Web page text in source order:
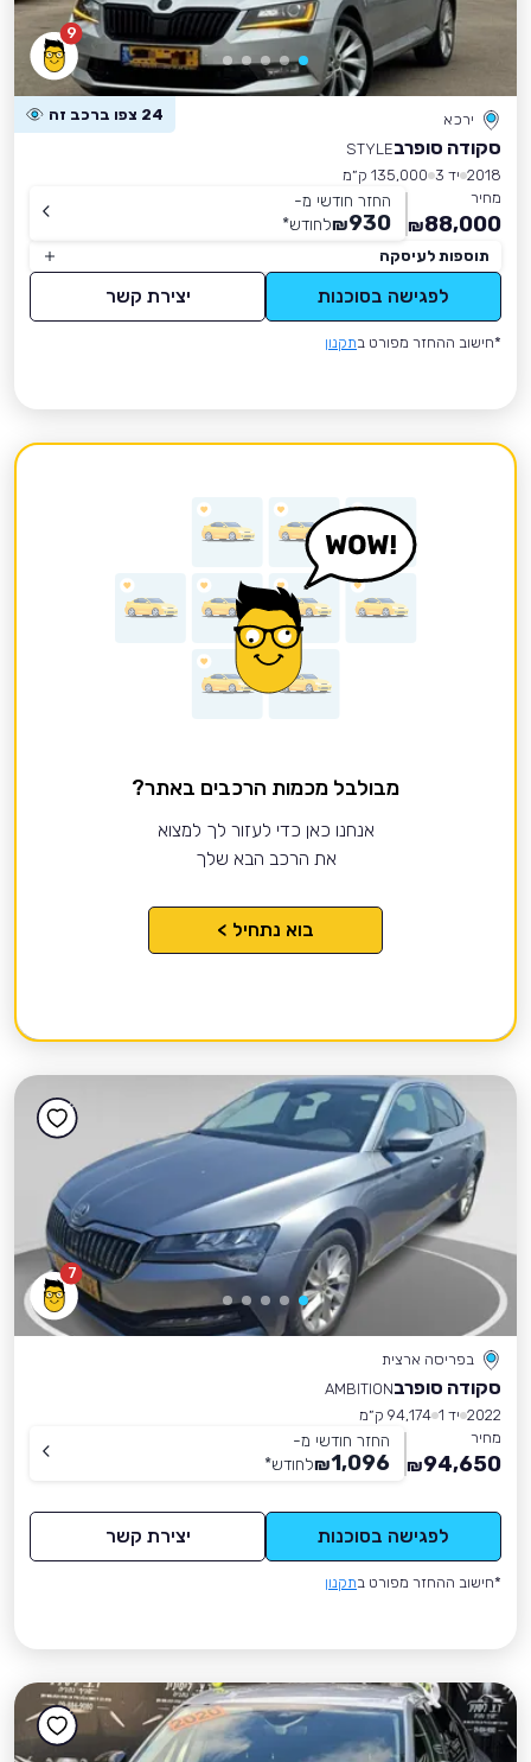
9
ירכא 24 צפו ברכב זה
סקודה סופרבSTYLE
2018 יד 3
135,000 ק״מ
מחיר
88,000
₪
החזר חודשי מ-
930
₪לחודש*
תוספות לעיסקה
לפגישה בסוכנות יצירת קשר
*חישוב ההחזר מפורט בתקנון
מבולבל מכמות הרכבים באתר?
אנחנו כאן כדי לעזור לך למצוא
את הרכב הבא שלך
בוא נתחיל >
7
בפריסה ארצית
סקודה סופרבAMBITION
2022 יד 1
94,174 ק״מ
מחיר
94,650
₪
החזר חודשי מ-
1,096
₪לחודש*
לפגישה בסוכנות יצירת קשר
*חישוב ההחזר מפורט בתקנון